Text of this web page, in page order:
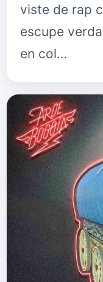
viste de rap
escupe
en col…